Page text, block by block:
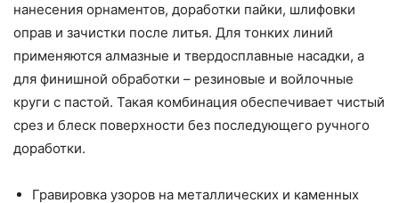
нанесения орнаментов, доработки пайки, шлифовки
оправ и зачистки после литья. Для тонких линий
применяются алмазные и твердосплавные насадки, а
для финишной обработки – резиновые и войлочные
круги с пастой. Такая комбинация обеспечивает чистый
срез и блеск поверхности без последующего ручного
доработки.
Гравировка узоров на металлических и каменных